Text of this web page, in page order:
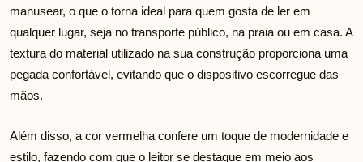
manusear, o que o torna ideal para quem gosta de ler em
qualquer lugar, seja no transporte público, na praia ou em casa. A
textura do material utilizado na sua construção proporciona uma
pegada confortável, evitando que o dispositivo escorregue das
mãos.
Além disso, a cor vermelha confere um toque de modernidade e
estilo, fazendo com que o leitor se destaque em meio aos